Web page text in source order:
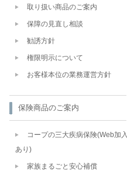
取り扱い商品のご案内
保障の見直し相談
勧誘方針
権限明示について
お客様本位の業務運営方針
保険商品のご案内
コープの三大疾病保険(Web加入
あり)
家族まるごと安心補償